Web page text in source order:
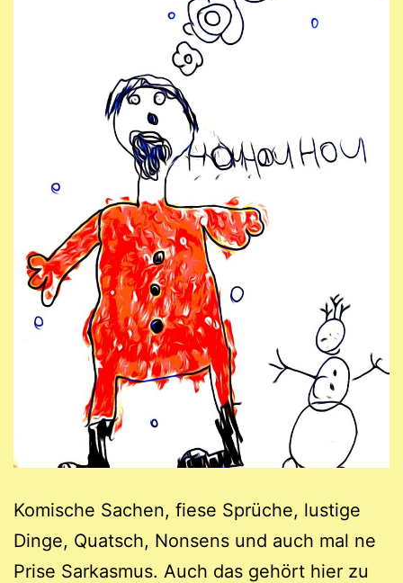
Komische Sachen, fiese Sprüche, lustige
Dinge, Quatsch, Nonsens und auch mal ne
Prise Sarkasmus. Auch das gehört hier zu